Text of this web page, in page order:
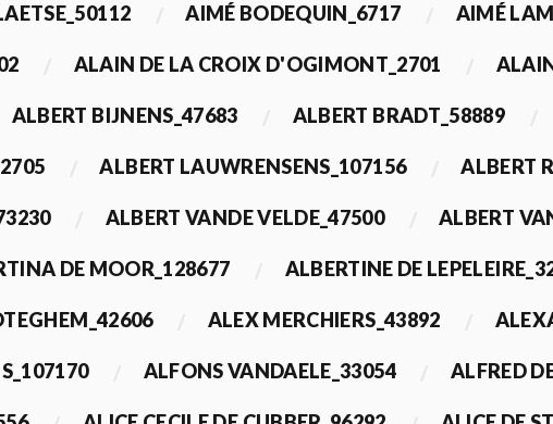
AIMÉ BODEQUIN_6717 AIMÉ
ALAIN DE LA CROIX D'OGIMONT_2701
ALBERT BIJNENS_47683 ALBERT BRADT_58889
ALBERT LAUWRENSENS_107156 ALBERT
ALBERT VANDE VELDE_47500 ALBERT
DE MOOR_128677 ALBERTINE DE
ALEX MERCHIERS_43892
ALFONS VANDAELE_33054 ALFRED